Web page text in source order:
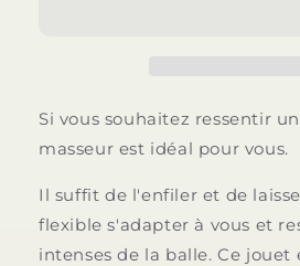
STIMULANTSTIMULANT
Si vous souhaitez ressentir
masseur est idéal pour vous.
Il suffit de l'enfiler et de
flexible s'adapter à vous et
intenses de la balle. Ce jouet